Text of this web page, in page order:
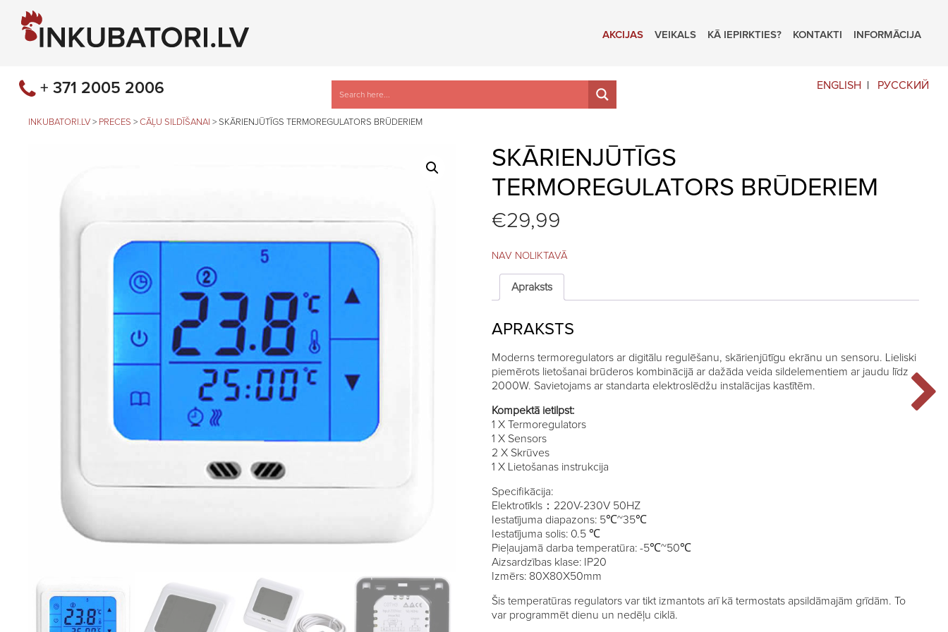
AKCIJAS VEIKALS KĀ IEPIRKTIES? KONTAKTI INFORMĀCIJA
ENGLISH РУССКИЙ
+ 371 2005 2006
INKUBATORI.LV > PRECES > CĀĻU SILDĪŠANAI > SKĀRIENJŪTĪGS TERMOREGULATORS BRŪDERIEM
SKĀRIENJŪTĪGS
TERMOREGULATORS BRŪDERIEM
€29,99
NAV NOLIKTAVĀ
Apraksts
APRAKSTS
Moderns termoregulators ar digitālu regulēšanu, skārienjūtīgu ekrānu un sensoru. Lieliski
piemērots lietošanai brūderos kombinācijā ar dažāda veida sildelementiem ar jaudu līdz
2000W. Savietojams ar standarta elektroslēdžu instalācijas kastītēm.
Kompektā ietilpst:
1 X Termoregulators
1 X Sensors
2 X Skrūves
1 X Lietošanas instrukcija
Specifikācija:
Elektrotīkls：220V-230V 50HZ
Iestatījuma diapazons: 5℃~35℃
Iestatījuma solis: 0.5 ℃
Pieļaujamā darba temperatūra: -5℃~50℃
Aizsardzības klase: IP20
Izmērs: 80X80X50mm
Šis temperatūras regulators var tikt izmantots arī kā termostats apsildāmajām grīdām. To
var programmēt dienu un nedēļu ciklā.